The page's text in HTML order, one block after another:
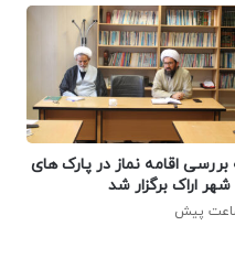
اقامه نماز در پارک های
اراک برگزار شد